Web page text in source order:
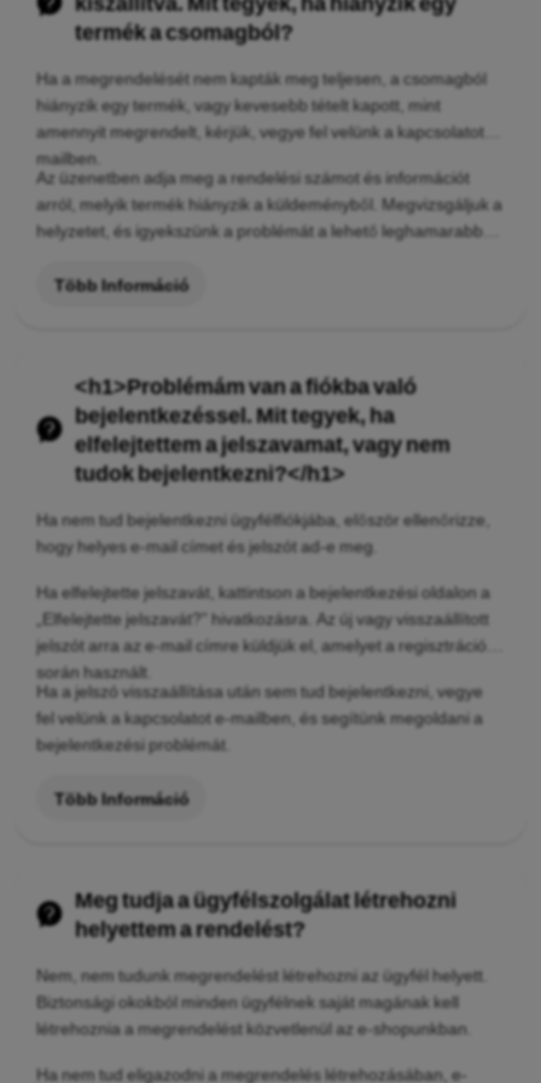
termék a csomagból?
Ha a megrendelését nem kapták meg teljesen, a csomagból
hiányzik egy termék, vagy kevesebb tételt kapott, mint
amennyit megrendelt, kérjük, vegye fel velünk a kapcsolatot e-
mailben.
Az üzenetben adja meg a rendelési számot és információt
arról, melyik termék hiányzik a küldeményből. Megvizsgáljuk a
helyzetet, és igyekszünk a problémát a lehető leghamarabb
Több Információ
<h1>Problémám van a fiókba való
bejelentkezéssel. Mit tegyek, ha
elfelejtettem a jelszavamat, vagy nem
tudok bejelentkezni?</h1>
Ha nem tud bejelentkezni ügyfélfiókjába, először ellenőrizze,
hogy helyes e-mail címet és jelszót ad-e meg.
Ha elfelejtette jelszavát, kattintson a bejelentkezési oldalon a
„Elfelejtette jelszavát?” hivatkozásra. Az új vagy visszaállított
jelszót arra az e-mail címre küldjük el, amelyet a regisztráció
során használt.
Ha a jelszó visszaállítása után sem tud bejelentkezni, vegye
fel velünk a kapcsolatot e-mailben, és segítünk megoldani a
bejelentkezési problémát.
Több Információ
Meg tudja a ügyfélszolgálat létrehozni
helyettem a rendelést?
Nem, nem tudunk megrendelést létrehozni az ügyfél helyett.
Biztonsági okokból minden ügyfélnek saját magának kell
létrehoznia a megrendelést közvetlenül az e-shopunkban.
Ha nem tud eligazodni a megrendelés létrehozásában, e-